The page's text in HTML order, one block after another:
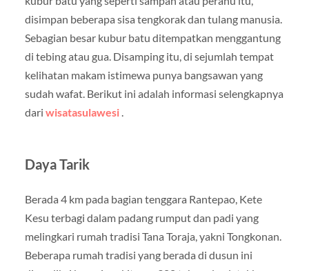
disimpan beberapa sisa tengkorak dan tulang manusia.
Sebagian besar kubur batu ditempatkan menggantung
di tebing atau gua. Disamping itu, di sejumlah tempat
kelihatan makam istimewa punya bangsawan yang
sudah wafat. Berikut ini adalah informasi selengkapnya
dari wisatasulawesi.
Daya Tarik
Berada 4 km pada bagian tenggara Rantepao, Kete
Kesu terbagi dalam padang rumput dan padi yang
melingkari rumah tradisi Tana Toraja, yakni Tongkonan.
Beberapa rumah tradisi yang berada di dusun ini